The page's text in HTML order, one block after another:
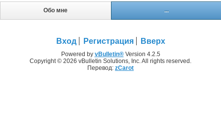
Обо мне ...
Вход Регистрация Вверх
Powered by vBulletin®Version 4.2.5
Copyright © 2026 vBulletin Solutions, Inc. All rights reserved.
Перевод: zCarot